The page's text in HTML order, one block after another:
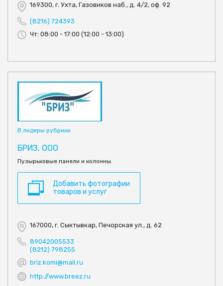
169300, г. Ухта, Газовиков наб., д. 4/2, оф. 92
(8216) 724393
Чт: 08:00 - 17:00 (12:00 - 13:00)
В лидеры рубрики
БРИЗ, ООО
Пузырьковые панели и колонны.
Добавить фотографии
товаров и услуг
167000, г. Сыктывкар, Печорская ул., д. 62
89042005533
(8212) 798255
briz.komi@mail.ru
http://www.breez.ru